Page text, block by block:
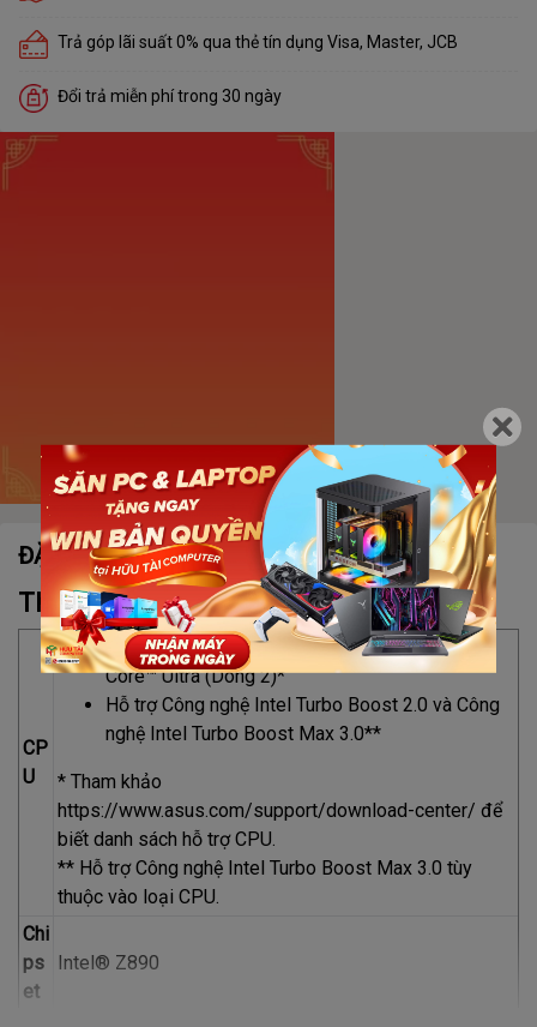
Trả góp lãi suất 0% qua thẻ tín dụng Visa, Master, JCB
Đổi trả miễn phí trong 30 ngày
ĐẶC ĐIỂM NỔI BẬT
Thông tin kỹ thuật:
CP
U
Intel Socket LGA1851 dành cho Bộ xử lý Intel
Core™ Ultra (Dòng 2)*
Hỗ trợ Công nghệ Intel Turbo Boost 2.0 và Công
nghệ Intel Turbo Boost Max 3.0**
* Tham khảo
https://www.asus.com/support/download-center/ để
biết danh sách hỗ trợ CPU.
** Hỗ trợ Công nghệ Intel Turbo Boost Max 3.0 tùy
thuộc vào loại CPU.
Chi
ps
et
Intel® Z890